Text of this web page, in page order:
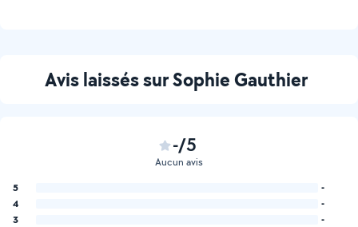
Avis laissés sur Sophie Gauthier
-/5
Aucun avis
5
-
4
-
3
-